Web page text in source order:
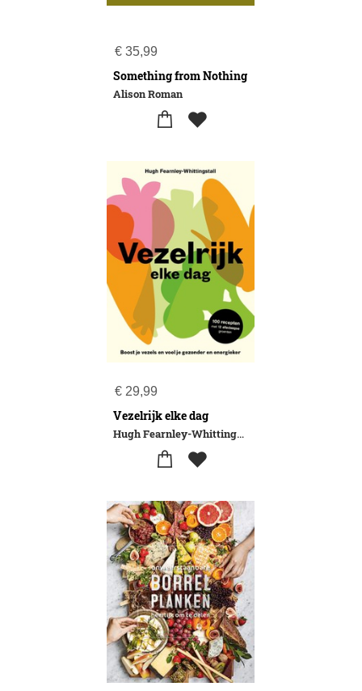
€ 35,99
Something from Nothing
Alison Roman
€ 29,99
Vezelrijk elke dag
Hugh Fearnley-Whittingstall